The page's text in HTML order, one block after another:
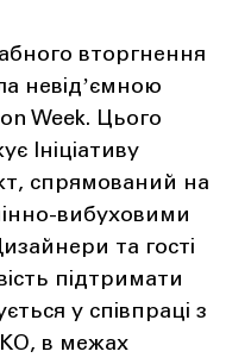
вторгнення
невідʼємною
Week. Цього
Ініціативу
спрямований на
вибуховими
та гості
підтримати
у співпраці з
в межах